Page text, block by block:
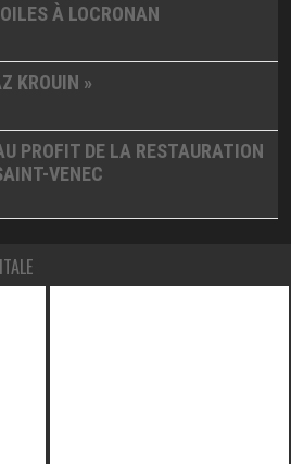
À LOCRONAN
KROUIN »
PROFIT DE LA RESTAURATION
VENEC